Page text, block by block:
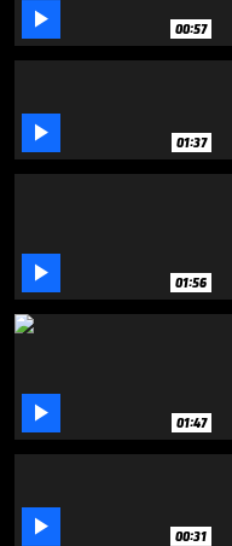
 00:57
 01:37
 01:56
 01:47
 00:31